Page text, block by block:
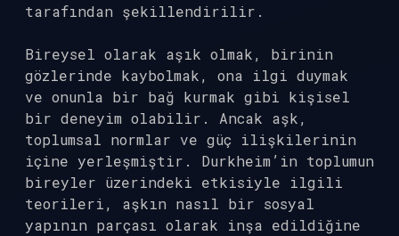
tarafından şekillendirilir.
Bireysel olarak aşık olmak, birinin
gözlerinde kaybolmak, ona ilgi duymak
ve onunla bir bağ kurmak gibi kişisel
bir deneyim olabilir. Ancak aşk,
toplumsal normlar ve güç ilişkilerinin
içine yerleşmiştir. Durkheim’in toplumun
bireyler üzerindeki etkisiyle ilgili
teorileri, aşkın nasıl bir sosyal
yapının parçası olarak inşa edildiğine